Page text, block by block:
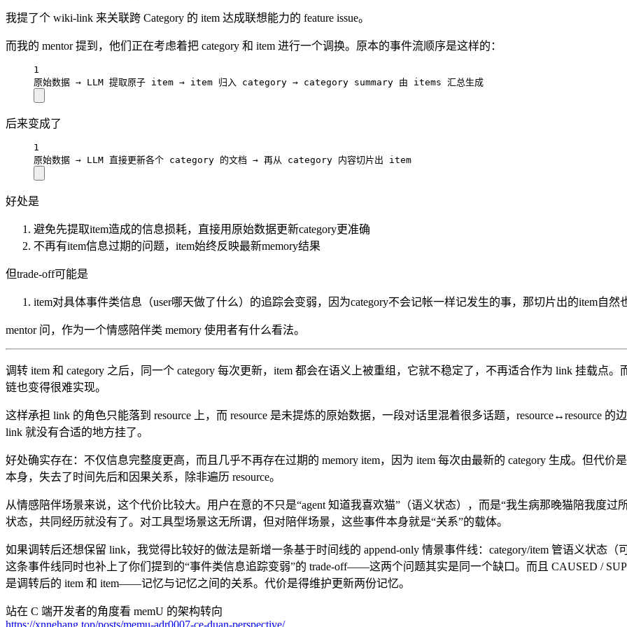
我提了个 wiki-link 来关联跨 Category 的 item 达成联想能力的 feature issue。
而我的 mentor 提到，他们正在考虑着把 category 和 item 进行一个调换。原本的事件流顺序是这样的：
1
原始数据 → LLM 提取原子 item → item 归入 category → category summary 由 items 汇总生成
后来变成了
1
原始数据 → LLM 直接更新各个 category 的文档 → 再从 category 内容切片出 item
好处是
避免先提取item造成的信息损耗，直接用原始数据更新category更准确
不再有item信息过期的问题，item始终反映最新memory结果
但trade-off可能是
item对具体事件类信息（user哪天做了什么）的追踪会变弱，因为category不会记帐一样记发生的事，那切片出的item自然
mentor 问，作为一个情感陪伴类 memory 使用者有什么看法。
调转 item 和 category 之后，同一个 category 每次更新，item 都会在语义上被重组，它就不稳定了，不再适合作为 link 挂载点
链也变得很难实现。
这样承担 link 的角色只能落到 resource 上，而 resource 是未提炼的原始数据，一段对话里混着很多话题，resource↔resource
link 就没有合适的地方挂了。
好处确实存在：不仅信息完整度更高，而且几乎不再存在过期的 memory item，因为 item 每次由最新的 category 生成。但代
本身，失去了时间先后和因果关系，除非遍历 resource。
从情感陪伴场景来说，这个代价比较大。用户在意的不只是“agent 知道我喜欢猫”（语义状态），而是“我生病那晚猫陪我度过
状态，共同经历就没有了。对工具型场景这无所谓，但对陪伴场景，这些事件本身就是“关系”的载体。
如果调转后还想保留 link，我觉得比较好的做法是新增一条基于时间线的 append-only 情景事件线：category/item 管语义状态
这条事件线同时也补上了你们提到的“事件类信息追踪变弱”的 trade-off——这两个问题其实是同一个缺口。而且 CAUSED /
是调转后的 item 和 item——记忆与记忆之间的关系。代价是得维护更新两份记忆。
站在 C 端开发者的角度看 memU 的架构转向